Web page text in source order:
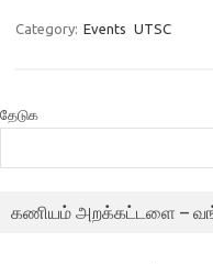
Category: Events UTSC
தேடுக
கணியம் அறக்கட்டளை –